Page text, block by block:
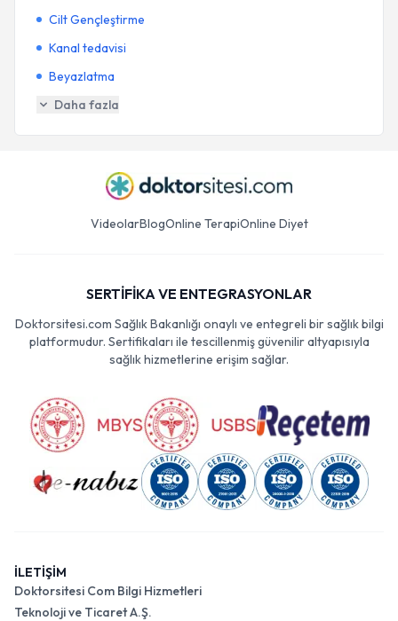
Cilt Gençleştirme
Kanal tedavisi
Beyazlatma
Daha fazla
VideolarBlogOnline TerapiOnline Diyet
SERTİFİKA VE ENTEGRASYONLAR
Doktorsitesi.com Sağlık Bakanlığı onaylı ve entegreli bir sağlık bilgi
platformudur. Sertifikaları ile tescillenmiş güvenilir altyapısıyla
sağlık hizmetlerine erişim sağlar.
İLETİŞİM
Doktorsitesi Com Bilgi Hizmetleri
Teknoloji ve Ticaret A.Ş.